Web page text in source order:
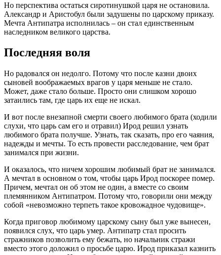
Но перспектива остаться сиротинушкой царя не остановила.
Александр и Аристобул были задушены по царскому приказу.
Мечта Антипатра исполнилась – он стал единственным
наследником великого царства.
Последняя воля
Но радовался он недолго. Потому что после казни двоих
сыновей воображаемых врагов у царя меньше не стало.
Может, даже стало больше. Просто они слишком хорошо
затаились там, где царь их еще не искал.
И вот после внезапной смерти своего любимого брата (ходили
слухи, что царь сам его и отравил) Ирод решил узнать
любимого брата получше. Узнать, так сказать, про его чаяния,
надежды и мечты. То есть провести расследование, чем брат
занимался при жизни.
И оказалось, что ничем хорошим любимый брат не занимался.
А мечтал в основном о том, чтобы царь Ирод поскорее помер.
Причем, мечтал он об этом не один, а вместе со своим
племянником Антипатром. Потому что, говорили они между
собой «невозможно терпеть такое кровожадное чудовище».
Когда приговор любимому царскому сыну был уже вынесен,
появился слух, что царь умер. Антипатр стал просить
стражников позволить ему бежать, но начальник стражи
вместо этого доложил о просьбе царю. Ирод приказал казнить